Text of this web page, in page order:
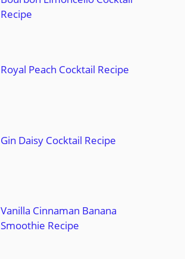
Recipe
Royal Peach Cocktail Recipe
Gin Daisy Cocktail Recipe
Vanilla Cinnaman Banana
Smoothie Recipe